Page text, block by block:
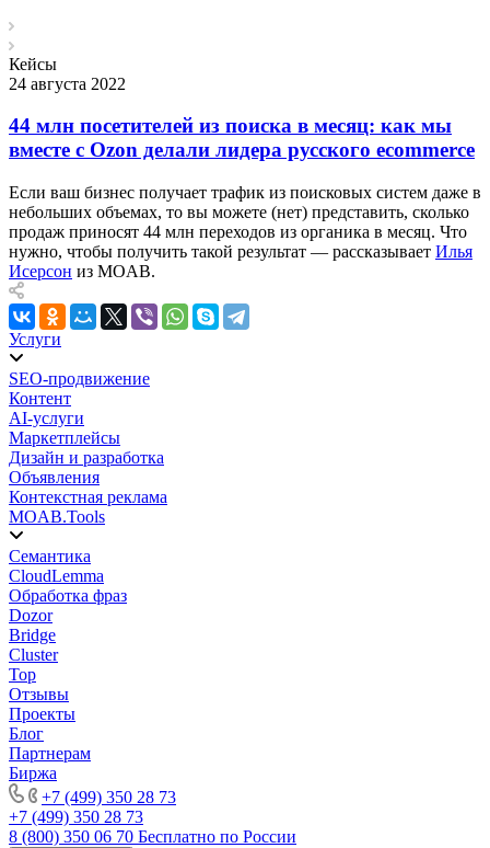
Кейсы
24 августа 2022
44 млн посетителей из поиска в месяц: как мы
вместе с Ozon делали лидера русского ecommerce
Если ваш бизнес получает трафик из поисковых систем даже в
небольших объемах, то вы можете (нет) представить, сколько
продаж приносят 44 млн переходов из органика в месяц. Что
нужно, чтобы получить такой результат — рассказывает Илья
Исерсон из MOAB.
Услуги
SEO-продвижение
Контент
AI-услуги
Маркетплейсы
Дизайн и разработка
Объявления
Контекстная реклама
MOAB.Tools
Семантика
CloudLemma
Обработка фраз
Dozor
Bridge
Cluster
Top
Отзывы
Проекты
Блог
Партнерам
Биржа
+7 (499) 350 28 73
+7 (499) 350 28 73
8 (800) 350 06 70 Бесплатно по России